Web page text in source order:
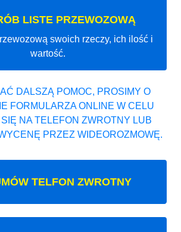
LISTE PRZEWOZOWĄ
swoich rzeczy, ich ilość i
wartość.
DALSZĄ POMOC, PROSIMY O
FORMULARZA ONLINE W CELU
NA TELEFON ZWROTNY LUB
PRZEZ WIDEOROZMOWĘ.
TELFON ZWROTNY